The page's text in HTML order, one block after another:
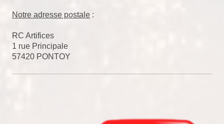
Notre adresse postale :
RC Artifices
1 rue Principale
57420 PONTOY